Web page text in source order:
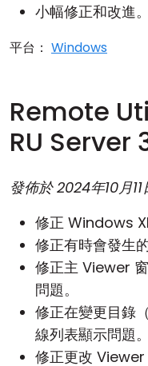
小幅修正和改進。
平台： Windows
Remote
RU Server
發佈於2024年10月11
修正 Windows
修正有時會發生
修正主 Viewer
問題。
修正在變更目錄
線列表顯示問題。
修正更改 Viewer